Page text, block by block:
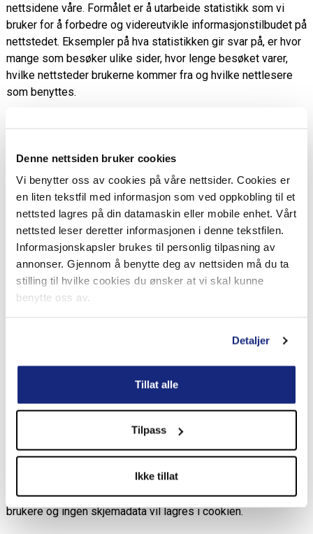
Denne nettsiden bruker cookies
Vi benytter oss av cookies på våre nettsider. Cookies er
en liten tekstfil med informasjon som ved oppkobling til et
nettsted lagres på din datamaskin eller mobile enhet. Vårt
nettsted leser deretter informasjonen i denne tekstfilen.
Informasjonskapsler brukes til personlig tilpasning av
annonser. Gjennom å benytte deg av nettsiden må du ta
stilling til hvilke cookies du ønsker at vi skal kunne
benytte oss av.
Detaljer
Tillat alle
Tilpass
Ikke tillat
nettsidene våre. Formålet er å utarbeide statistikk som vi
bruker for å forbedre og videreutvikle informasjonstilbudet på
nettstedet. Eksempler på hva statistikken gir svar på, er hvor
mange som besøker ulike sider, hvor lenge besøket varer,
hvilke nettsteder brukerne kommer fra og hvilke nettlesere
som benyttes.
den enkelte bruker. Vi samler først inn hele IP‑adressen, men
IP-adressen avidentifiseres slik at bare de tre første
gruppene i adressen brukes til å generere statistikk. I tillegg
behandles IP-adressene på aggregert nivå, det vil si at all
data slås sammen til en gruppe og ikke behandles individuelt.
Vi bruker analyseverktøyet Google Analytics for å analysere
de innsamlede opplysningene. Informasjon fra dette
verktøyet utleveres ikke fra Söderberg & Partners til andre
Nettsidene er bygget på cloud-plattformen Episerver CMS
fungere godt, men innholdet kan ikke benyttes for å
I tillegg benytter noen av modulene i Episerver CMS cookies
skjemaer vil det opprettes cookies med en unik nøkkel som
blant annet gjør det mulig å fortsette utfyllingen av et delvis
utfylt skjema. Nøkkelen kan ikke benyttes for å identifisere
brukere og ingen skjemadata vil lagres i cookien.